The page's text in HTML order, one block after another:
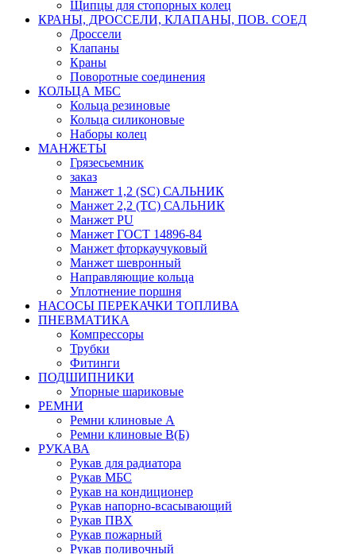
Щипцы для стопорных колец
КРАНЫ, ДРОССЕЛИ, КЛАПАНЫ, ПОВ. СОЕД
Дроссели
Клапаны
Краны
Поворотные соединения
КОЛЬЦА МБС
Кольца резиновые
Кольца силиконовые
Наборы колец
МАНЖЕТЫ
Грязесьемник
заказ
Манжет 1,2 (SC) САЛЬНИК
Манжет 2,2 (ТС) САЛЬНИК
Манжет PU
Манжет ГОСТ 14896-84
Манжет фторкаучуковый
Манжет шевронный
Направляющие кольца
Уплотнение поршня
НАСОСЫ ПЕРЕКАЧКИ ТОПЛИВА
ПНЕВМАТИКА
Компрессоры
Трубки
Фитинги
ПОДШИПНИКИ
Упорные шариковые
РЕМНИ
Ремни клиновые А
Ремни клиновые В(Б)
РУКАВА
Рукав для радиатора
Рукав МБС
Рукав на кондиционер
Рукав напорно-всасывающий
Рукав ПВХ
Рукав пожарный
Рукав поливочный